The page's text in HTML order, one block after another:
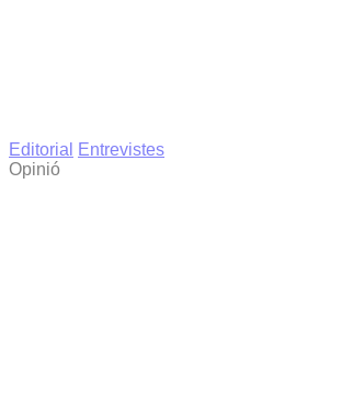
Editorial
Entrevistes
Opinió